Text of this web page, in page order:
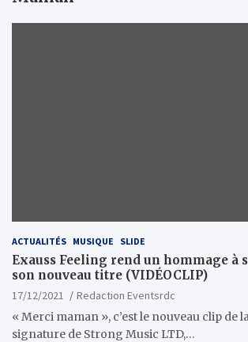
ACTUALITÉS MUSIQUE SLIDE
Exauss Feeling rend un hommage à
son nouveau titre (VIDÉOCLIP)
17/12/2021
Redaction Eventsrdc
« Merci maman », c’est le nouveau clip de
signature de Strong Music LTD,…